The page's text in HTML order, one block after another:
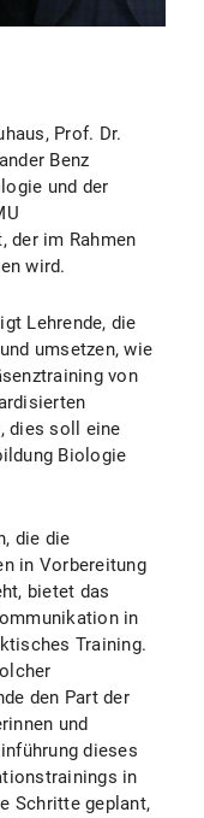
Prof. Dr.
Benz
und der
der im Rahmen
wird.
Lehrende, die
umsetzen, wie
von
dies soll eine
Biologie
die die
in Vorbereitung
bietet das
in
Training.
den Part der
und
dieses
in
Schritte geplant,